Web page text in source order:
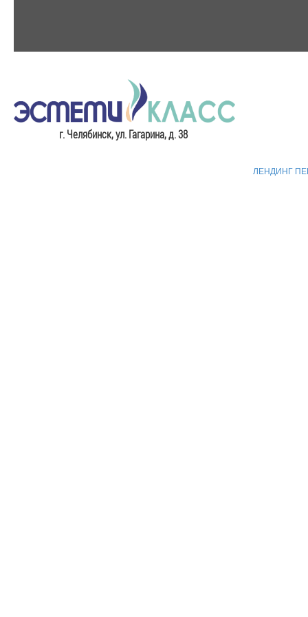
​г. Челябинск, ул. Гагарина, д. 38
ЛЕНДИНГ